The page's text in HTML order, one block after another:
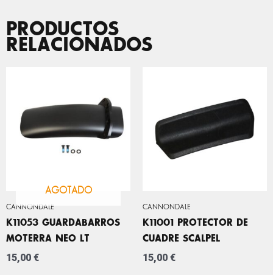
PRODUCTOS
RELACIONADOS
AGOTADO
CANNONDALE
K11053 GUARDABARROS
MOTERRA NEO LT
15,00 €
CANNONDALE
K11001 PROTECTOR DE
CUADRE SCALPEL
15,00 €